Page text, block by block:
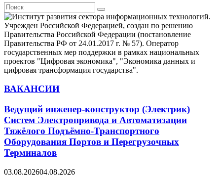
Search
for:
Search
ВАКАНСИИ
Ведущий инженер-конструктор (Электрик)
Систем Электропривода и Автоматизации
Тяжёлого Подъёмно-Транспортного
Оборудования Портов и Перегрузочных
Терминалов
03.08.202604.08.2026